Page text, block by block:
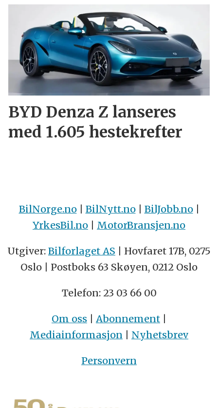
BYD Denza Z lanseres
med 1.605 hestekrefter
BilNorge.no| BilNytt.no| BilJobb.no|
YrkesBil.no
MotorBransjen.no
Utgiver: Bilforlaget AS | Hovfaret 17B, 0275
Oslo | Postboks 63 Skøyen, 0212 Oslo
Telefon: 23 03 66 00
Om oss | Abonnement |
Mediainformasjon | Nyhetsbrev
Personvern